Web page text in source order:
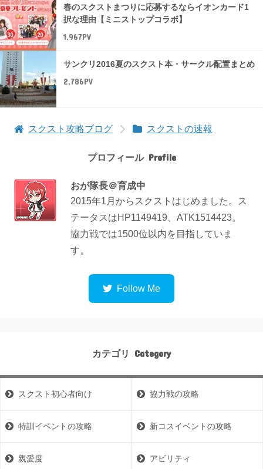
春のスクストまつりに応募するならイオンカード1
択な理由【ミニストップコラボ】
1,967PV
サンクリ2016夏のスクスト本・サークル配置まとめ
2,786PV
スクスト攻略ブログ スクストの速報
プロフィール
おが隊長＠育成中
2015年1月からスクストはじめました。ス
テータスはHP1149419、ATK1514423。
協力戦では1500位以内を目指していま
す。
カテゴリ
スクスト初心者向け 協力戦の攻略
特訓イベントの攻略 新コスイベントの攻略
親愛度 アビリティ